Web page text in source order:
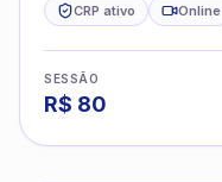
CRP ativo Online
SESSÃO
R$ 80